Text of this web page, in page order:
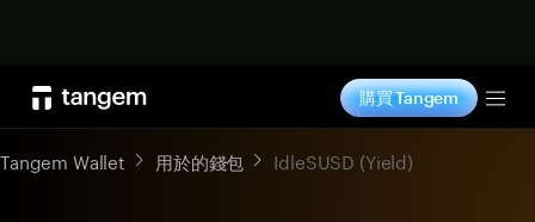
購買 Tangem
Tangem Wallet 用於的錢包 IdleSUSD (Yield)